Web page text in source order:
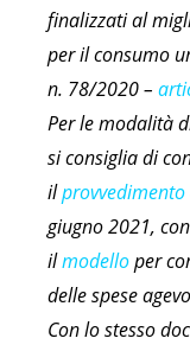
finalizzati al
per il consumo
n. 78/2020 –
Per le modalità
si consiglia di
ilprovvedimento
giugno 2021,
ilmodelloper
delle spese
Con lo stesso